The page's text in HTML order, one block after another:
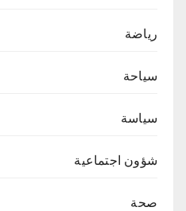
رياضة
سياحة
سياسة
شؤون اجتماعية
صحة